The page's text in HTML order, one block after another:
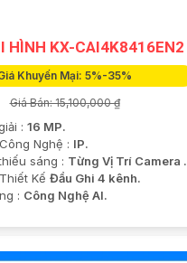
HÌNH KX-CAI4K8416EN2
Khuyến Mại: 5%-35%
Giá Bán: 15,100,000 ₫
: 16 MP.
Nghệ : IP.
sáng : Từng Vị Trí Camera .
Kế Đầu Ghi 4 kênh.
: Công Nghệ AI.